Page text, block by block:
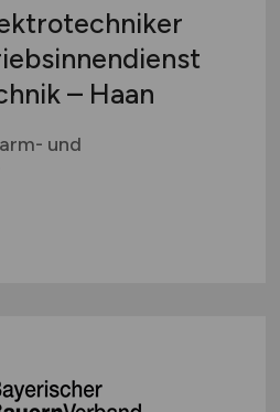
– Haan
und